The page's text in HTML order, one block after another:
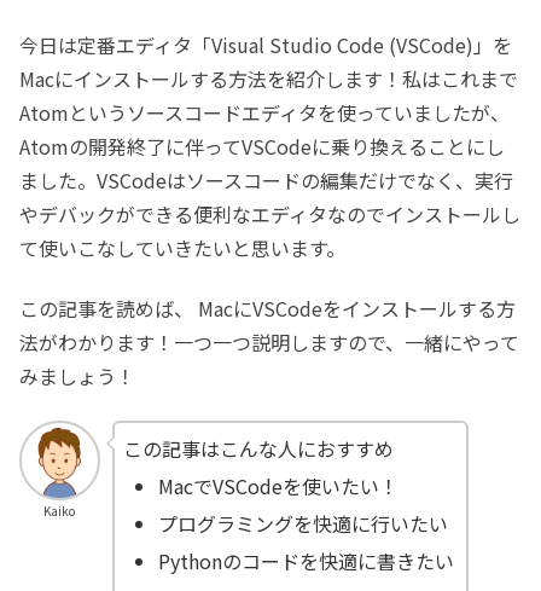
今日は定番エディタ「Visual Studio Code (VSCode)」を
Macにインストールする方法を紹介します！私はこれまで
Atomというソースコードエディタを使っていましたが、
Atomの開発終了に伴ってVSCodeに乗り換えることにし
ました。VSCodeはソースコードの編集だけでなく、実行
やデバックができる便利なエディタなのでインストールし
て使いこなしていきたいと思います。
この記事を読めば、 MacにVSCodeをインストールする方
法がわかります！一つ一つ説明しますので、一緒にやって
みましょう！
Kaiko
この記事はこんな人におすすめ
MacでVSCodeを使いたい！
プログラミングを快適に行いたい
Pythonのコードを快適に書きたい